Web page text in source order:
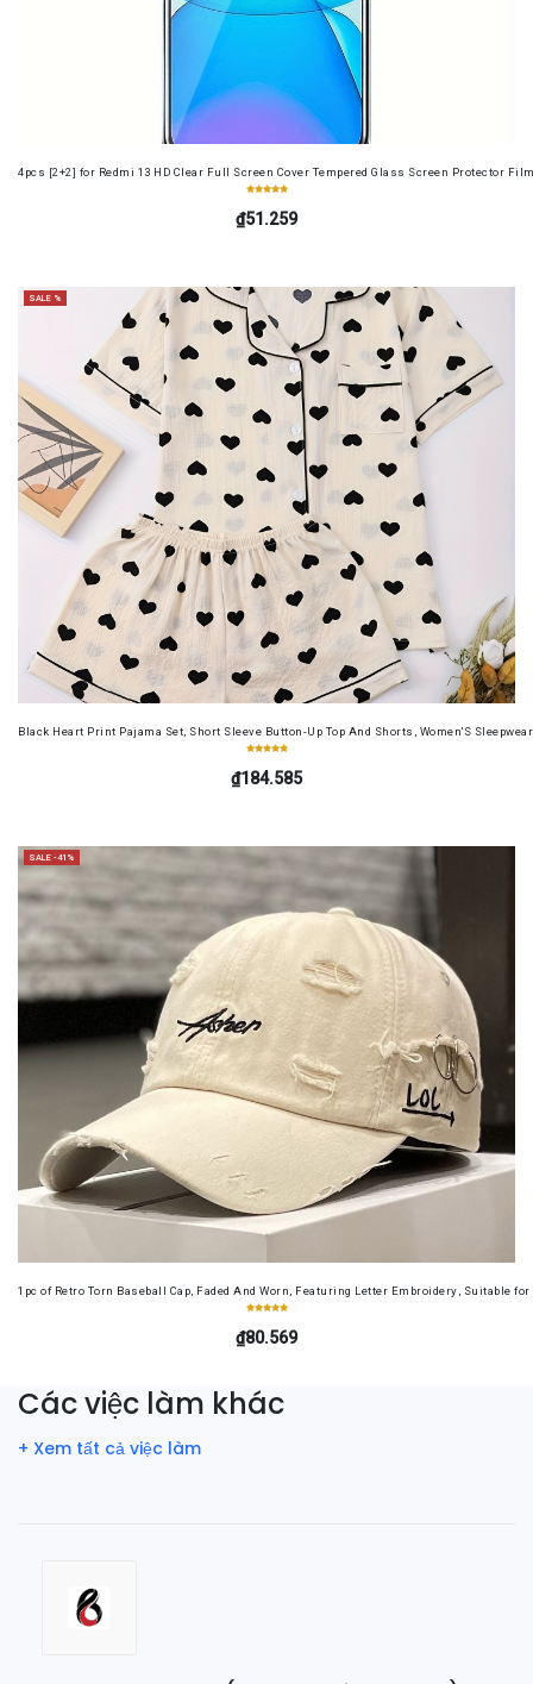
4pcs [2+2] for Redmi 13 HD Clear Full Screen Cover Tempered Glass Screen Protector
₫51.259
SALE %
Black Heart Print Pajama Set, Short Sleeve Button-Up Top And Shorts, Women'S
₫184.585
SALE -41%
1pc of Retro Torn Baseball Cap, Faded And Worn, Featuring Letter Embroidery, Suitable
₫80.569
Các việc làm khác
+ Xem tất cả việc làm